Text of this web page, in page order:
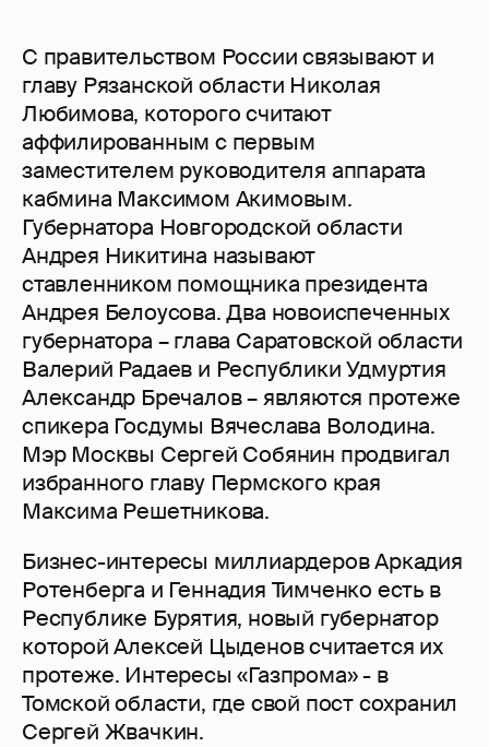
С правительством России связывают и
главу Рязанской области Николая
Любимова, которого считают
аффилированным с первым
заместителем руководителя аппарата
кабмина Максимом Акимовым.
Губернатора Новгородской области
Андрея Никитина называют
ставленником помощника президента
Андрея Белоусова. Два новоиспеченных
губернатора – глава Саратовской области
Валерий Радаев и Республики Удмуртия
Александр Бречалов – являются протеже
спикера Госдумы Вячеслава Володина.
Мэр Москвы Сергей Собянин продвигал
избранного главу Пермского края
Максима Решетникова.
Бизнес-интересы миллиардеров Аркадия
Ротенберга и Геннадия Тимченко есть в
Республике Бурятия, новый губернатор
которой Алексей Цыденов считается их
протеже. Интересы «Газпрома» - в
Томской области, где свой пост сохранил
Сергей Жвачкин.